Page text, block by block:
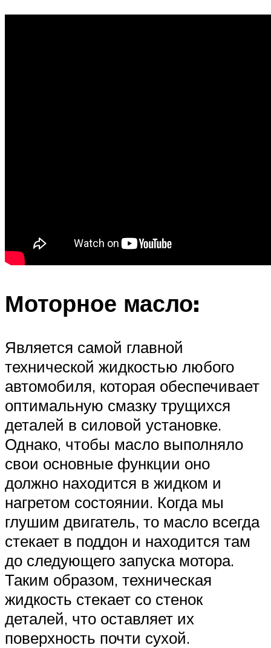
Моторное масло:
Является самой главной
технической жидкостью любого
автомобиля, которая обеспечивает
оптимальную смазку трущихся
деталей в силовой установке.
Однако, чтобы масло выполняло
свои основные функции оно
должно находится в жидком и
нагретом состоянии. Когда мы
глушим двигатель, то масло всегда
стекает в поддон и находится там
до следующего запуска мотора.
Таким образом, техническая
жидкость стекает со стенок
деталей, что оставляет их
поверхность почти сухой.